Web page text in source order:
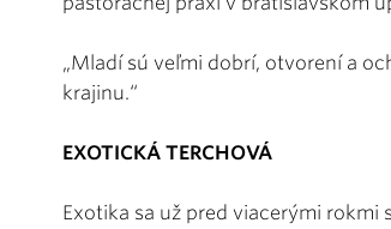
„Mladí sú veľmi dobrí, otvorení a
krajinu.“
EXOTICKÁ TERCHOVÁ
Exotika sa už pred viacerými rokmi